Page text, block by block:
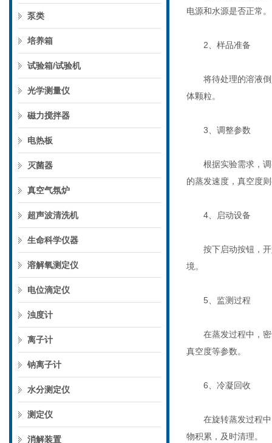
泵类
培养箱
试验箱/试验机
光学测量仪
磁力搅拌器
电热板
灭菌器
真空气氛炉
超声波清洗机
生命科学仪器
溶解氧测定仪
电位滴定仪
浊度计
离子计
钠离子计
水分测定仪
测定仪
消解装置
电源和水源是否正常。
2、样品准备
将待处理的溶液倒
体颗粒。
3、调整参数
根据实验需求，调
的蒸发速度，真空度
4、启动设备
按下启动按钮，开
境。
5、监测过程
在蒸发过程中，密
真空度等参数。
6、冷凝回收
在旋转蒸发过程中
物积累，及时清理。